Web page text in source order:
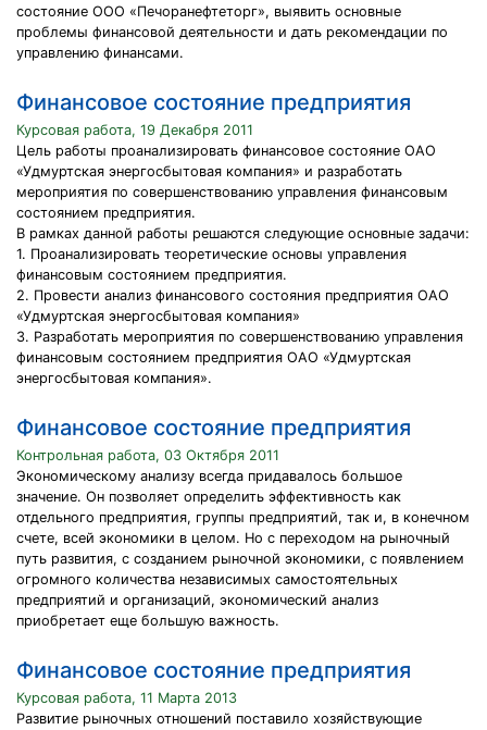
состояние ООО «Печоранефтеторг», выявить основные
проблемы финансовой деятельности и дать рекомендации по
управлению финансами.
Финансовое состояние предприятия
Курсовая работа, 19 Декабря 2011
Цель работы проанализировать финансовое состояние ОАО
«Удмуртская энергосбытовая компания» и разработать
мероприятия по совершенствованию управления финансовым
состоянием предприятия.
В рамках данной работы решаются следующие основные задачи:
1. Проанализировать теоретические основы управления
финансовым состоянием предприятия.
2. Провести анализ финансового состояния предприятия ОАО
«Удмуртская энергосбытовая компания»
3. Разработать мероприятия по совершенствованию управления
финансовым состоянием предприятия ОАО «Удмуртская
энергосбытовая компания».
Финансовое состояние предприятия
Контрольная работа, 03 Октября 2011
Экономическому анализу всегда придавалось большое
значение. Он позволяет определить эффективность как
отдельного предприятия, группы предприятий, так и, в конечном
счете, всей экономики в целом. Но с переходом на рыночный
путь развития, с созданием рыночной экономики, с появлением
огромного количества независимых самостоятельных
предприятий и организаций, экономический анализ
приобретает еще большую важность.
Финансовое состояние предприятия
Курсовая работа, 11 Марта 2013
Развитие рыночных отношений поставило хозяйствующие